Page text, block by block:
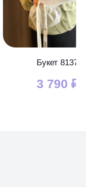
Букет 8137
3 790 ₽